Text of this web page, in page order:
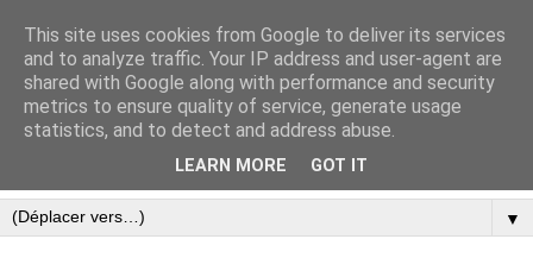
▼
This site uses cookies from Google to deliver its services
and to analyze traffic. Your IP address and user-agent are
shared with Google along with performance and security
metrics to ensure quality of service, generate usage
statistics, and to detect and address abuse.
LEARN MORE GOT IT